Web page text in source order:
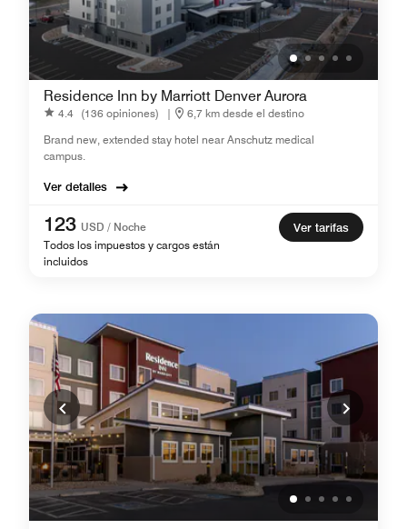
Residence Inn by Marriott Denver Aurora
4.4 (136 opiniones) |
6,7 km desde el destino
Brand new, extended stay hotel near Anschutz medical
campus.
Ver detalles
123 USD / Noche
Todos los impuestos y cargos están
incluidos
Ver tarifas